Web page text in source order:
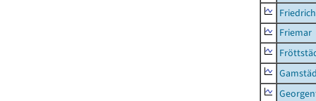
Friemar